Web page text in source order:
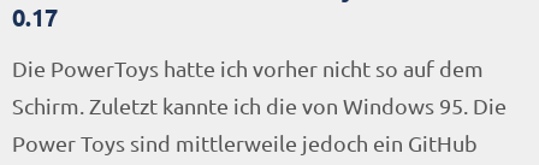
0.17
Die PowerToys hatte ich vorher nicht so auf dem
Schirm. Zuletzt kannte ich die von Windows 95. Die
Power Toys sind mittlerweile jedoch ein GitHub